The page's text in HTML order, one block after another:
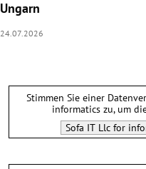
Ungarn
24.07.2026
Stimmen Sie einer
informaticszu, um
Sofa IT Llc for